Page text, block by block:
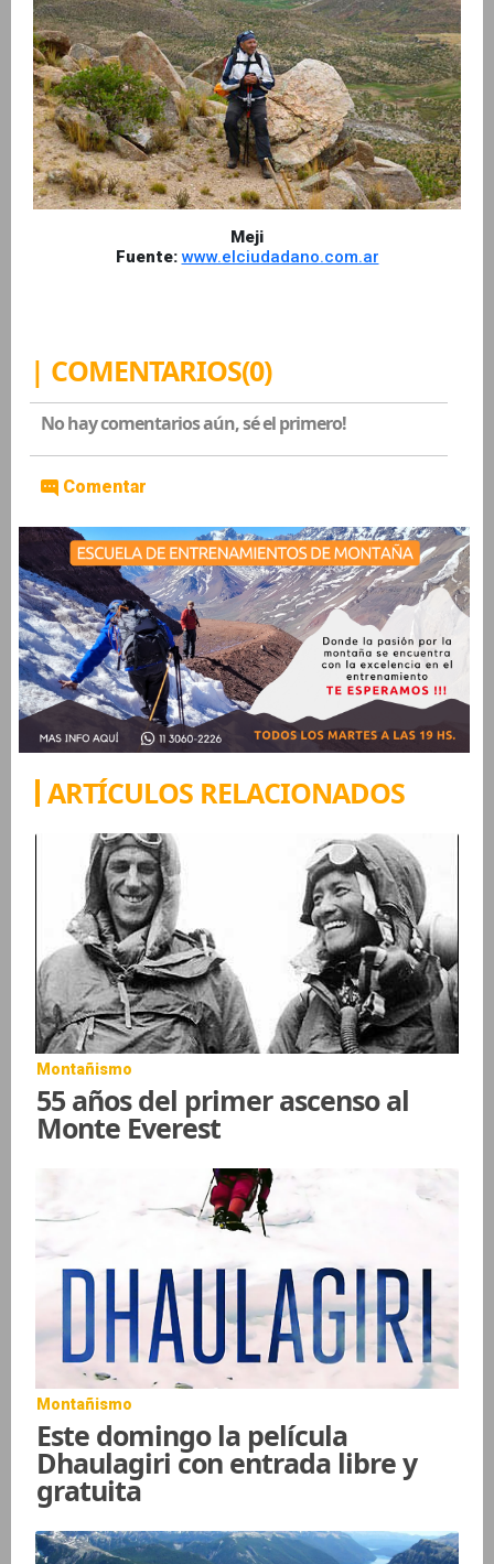
Meji
Fuente: www.elciudadano.com.ar
| COMENTARIOS(0)
No hay comentarios aún, sé el primero!
Comentar
ARTÍCULOS RELACIONADOS
Montañismo
55 años del primer ascenso al
Monte Everest
Montañismo
Este domingo la película
Dhaulagiri con entrada libre y
gratuita